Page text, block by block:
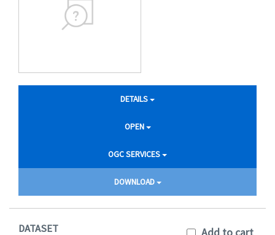
DETAILS
OPEN
OGC SERVICES
DOWNLOAD
DATASET